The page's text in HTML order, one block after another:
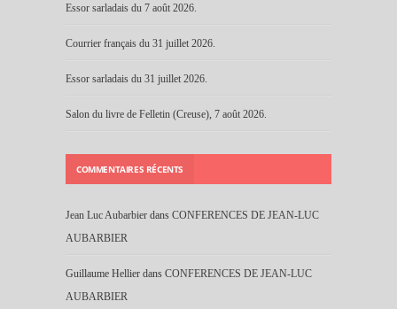
Essor sarladais du 7 août 2026.
Courrier français du 31 juillet 2026.
Essor sarladais du 31 juillet 2026.
Salon du livre de Felletin (Creuse), 7 août 2026.
COMMENTAIRES RÉCENTS
Jean Luc Aubarbier dans CONFERENCES DE JEAN-LUC
AUBARBIER
Guillaume Hellier dans CONFERENCES DE JEAN-LUC
AUBARBIER